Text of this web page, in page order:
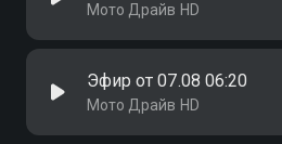
Мото Драйв HD
Эфир от 07.08 06:20
Мото Драйв HD